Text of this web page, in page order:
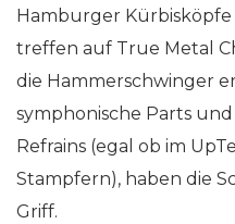
Hamburger
treffen auf True Metal
die Hammerschwinger
symphonische Parts
Refrains (egal ob im
Stampfern), haben die
Griff.